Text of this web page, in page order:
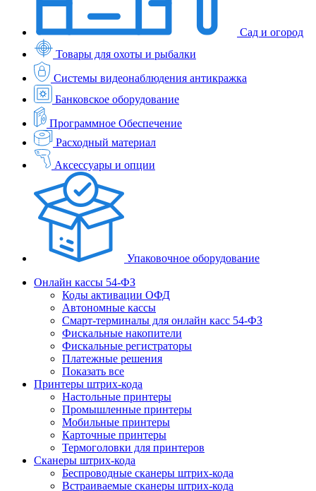
Сад и огород
Товары для охоты и рыбалки
Системы видеонаблюдения антикражка
Банковское оборудование
Программное Обеспечение
Расходный материал
Аксессуары и опции
Упаковочное оборудование
Онлайн кассы 54-ФЗ
Коды активации ОФД
Автономные кассы
Смарт-терминалы для онлайн касс 54-ФЗ
Фискальные накопители
Фискальные регистраторы
Платежные решения
Показать все
Принтеры штрих-кода
Настольные принтеры
Промышленные принтеры
Мобильные принтеры
Карточные принтеры
Термоголовки для принтеров
Сканеры штрих-кода
Беспроводные сканеры штрих-кода
Встраиваемые сканеры штрих-кода